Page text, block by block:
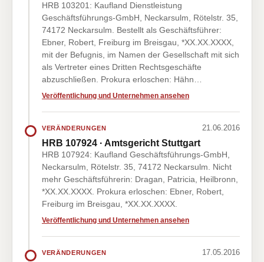
HRB 103201: Kaufland Dienstleistung
Geschäftsführungs-GmbH, Neckarsulm, Rötelstr. 35,
74172 Neckarsulm. Bestellt als Geschäftsführer:
Ebner, Robert, Freiburg im Breisgau, *XX.XX.XXXX,
mit der Befugnis, im Namen der Gesellschaft mit sich
als Vertreter eines Dritten Rechtsgeschäfte
abzuschließen. Prokura erloschen: Hähn…
Veröffentlichung und Unternehmen ansehen
VERÄNDERUNGEN 21.06.2016
HRB 107924 · Amtsgericht Stuttgart
HRB 107924: Kaufland Geschäftsführungs-GmbH,
Neckarsulm, Rötelstr. 35, 74172 Neckarsulm. Nicht
mehr Geschäftsführerin: Dragan, Patricia, Heilbronn,
*XX.XX.XXXX. Prokura erloschen: Ebner, Robert,
Freiburg im Breisgau, *XX.XX.XXXX.
Veröffentlichung und Unternehmen ansehen
VERÄNDERUNGEN 17.05.2016